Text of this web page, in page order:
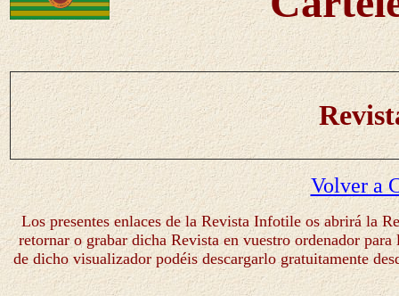
Volver a
Los presentes enlaces de la Revista Infotile os abrirá la
retornar o grabar dicha Revista en vuestro ordenador
de dicho visualizador podéis descargarlo gratuitamente